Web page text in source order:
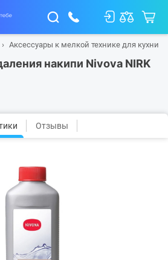
Аксессуары к мелкой технике для кухни
накипи Nivova NIRK
Отзывы